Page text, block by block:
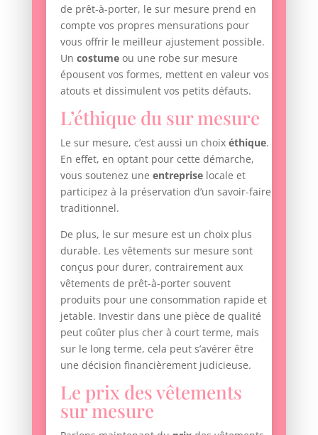
de prêt-à-porter, le sur mesure prend en
compte vos propres mensurations pour
vous offrir le meilleur ajustement possible.
Un costumeou une robe sur mesure
épousent vos formes, mettent en valeur vos
atouts et dissimulent vos petits défauts.
L’éthique du sur mesure
Le sur mesure, c’est aussi un choix éthique.
En effet, en optant pour cette démarche,
vous soutenez une entrepriselocale et
participez à la préservation d’un savoir-faire
traditionnel.
De plus, le sur mesure est un choix plus
durable. Les vêtements sur mesure sont
conçus pour durer, contrairement aux
vêtements de prêt-à-porter souvent
produits pour une consommation rapide et
jetable. Investir dans une pièce de qualité
peut coûter plus cher à court terme, mais
sur le long terme, cela peut s’avérer être
une décision financièrement judicieuse.
Le prix des vêtements
sur mesure